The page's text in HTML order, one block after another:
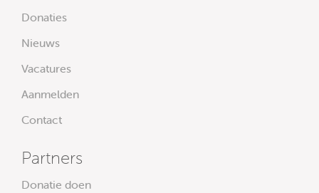
Donaties
Nieuws
Vacatures
Aanmelden
Contact
Partners
Donatie doen